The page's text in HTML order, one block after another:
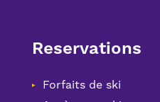
Reservations
Forfaits de ski